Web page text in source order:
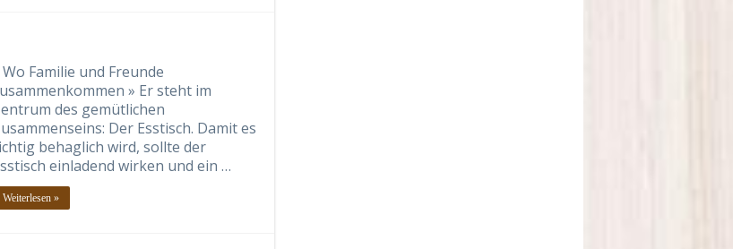
Wo Familie und Freunde
» Er steht im
des gemütlichen
Der Esstisch. Damit es
behaglich wird, sollte der
einladend wirken und ein …
Weiterlesen »